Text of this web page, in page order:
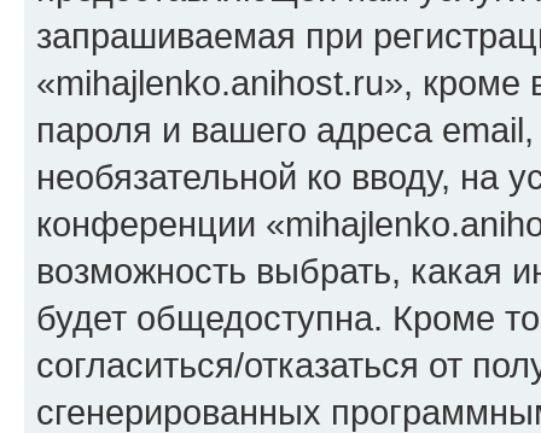
запрашиваемая при
«mihajlenko.anihost.ru», кроме
пароля и вашего адреса
необязательной ко вводу, на
конференции
возможность выбрать, какая
будет общедоступна. Кроме
согласиться/отказаться от
сгенерированных